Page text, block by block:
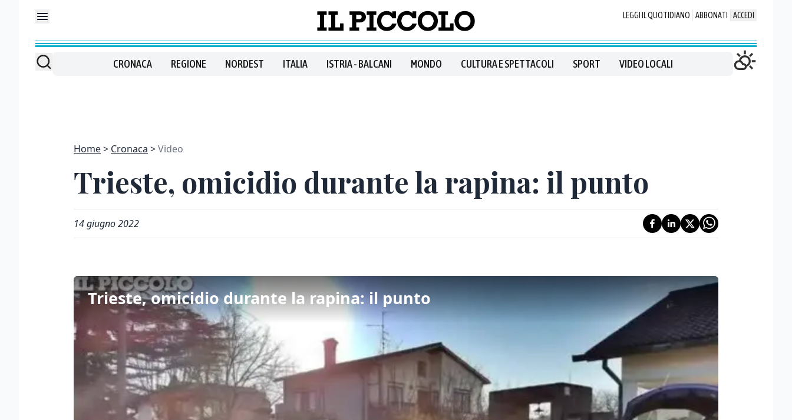
LEGGI IL QUOTIDIANO ABBONATI ACCEDI
CRONACA REGIONE NORDEST ITALIA ISTRIA - BALCANI MONDO CULTURA E SPETTACOLI SPORT VIDEO LOCALI
Home Cronaca Video
Trieste, omicidio durante la rapina: il punto
14 giugno 2022
Trieste, omicidio durante la rapina: il punto